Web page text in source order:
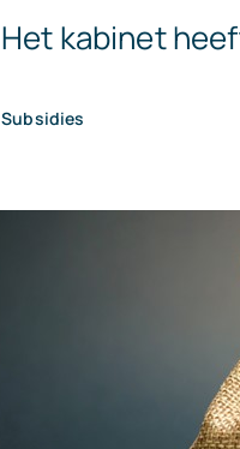
Het kabinet
Subsidies